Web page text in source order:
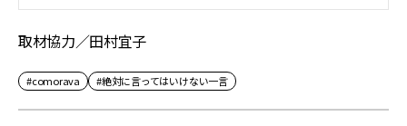
取材協力／田村宜子
#comorava #絶対に言ってはいけない一言